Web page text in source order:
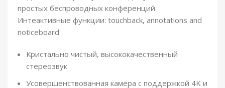
простых беспроводных конференций
Интеактивные функции: touchback, annotations and
noticeboard
Кристально чистый, высококачественный
стереозвук
Усовершенствованная камера с поддержкой 4K и